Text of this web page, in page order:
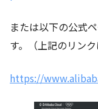
または以下の公式
す。（上記のリン
https://